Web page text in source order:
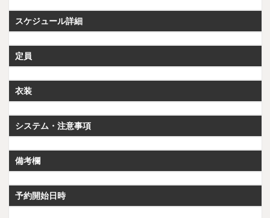
スケジュール詳細
定員
衣装
システム・注意事項
備考欄
予約開始日時